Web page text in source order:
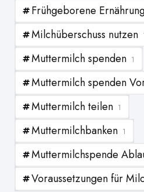
Frühgeborene
Milchüberschuss nutzen
Muttermilch spenden 1
Muttermilch spenden
Muttermilch teilen 1
Muttermilchbanken 1
Muttermilchspende
Voraussetzungen für